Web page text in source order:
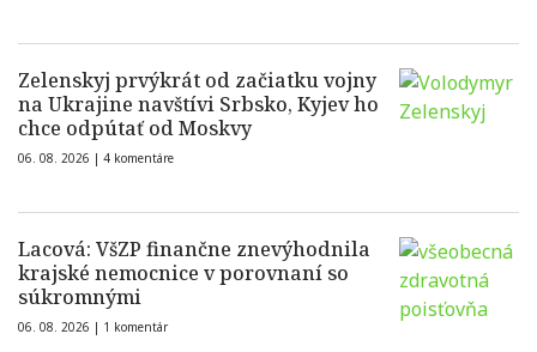
Zelenskyj prvýkrát od začiatku vojny
na Ukrajine navštívi Srbsko, Kyjev ho
chce odpútať od Moskvy
06. 08. 2026 | 4 komentáre
Lacová: VšZP finančne znevýhodnila
krajské nemocnice v porovnaní so
súkromnými
06. 08. 2026 | 1 komentár